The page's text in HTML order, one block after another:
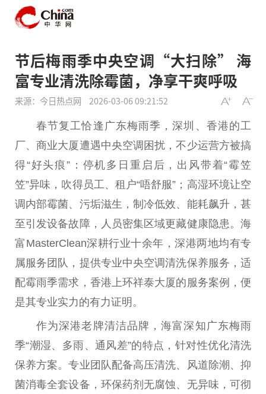
节后梅雨季中央空调“大扫除” 海
富专业清洗除霉菌，净享干爽呼吸
来源：今日热点网 2026-03-06 09:21:52
春节复工恰逢广东梅雨季，深圳、 香港的工
厂、商业大厦遭遇中央空调困扰，不少运营方被搞
得“好头痕”：停机多日重启后，出风带着“霉笠
笠”异味，吹得员工、租户“唔舒服”；高湿环境让空
调内部霉菌、污垢滋生，制冷低效、能耗飙升，甚
至引发设备故障，人员密集区域更藏健康隐患。海
富MasterClean深耕行业十余年，深港两地均有专
属服务团队，提供专业中央空调清洗保养服务，适
配霉雨季需求， 香港上环祥泰大厦的服务案例，便
是其专业实力的有力证明。
作为深港老牌清洁品牌，海富深知广东梅雨
季“潮湿、多雨、通风差”的特点，针对性优化清洗
保养方案。专业团队配备高压清洗、风道除潮、抑
菌消毒全套设备，环保药剂无腐蚀、无异味，可彻